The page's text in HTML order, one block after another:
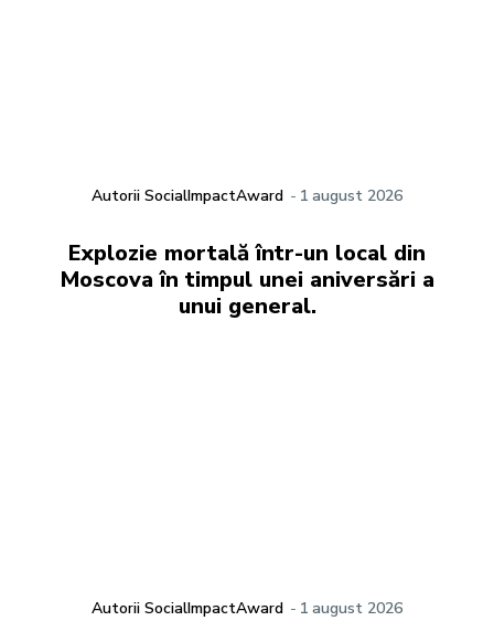
Autorii SocialImpactAward - 1 august 2026
Explozie mortală într-un local din
Moscova în timpul unei aniversări a
unui general.
Autorii SocialImpactAward - 1 august 2026